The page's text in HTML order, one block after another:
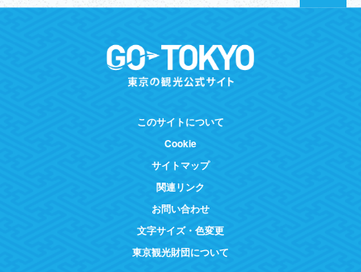
このサイトについて
Cookie
サイトマップ
関連リンク
お問い合わせ
文字サイズ・色変更
東京観光財団について